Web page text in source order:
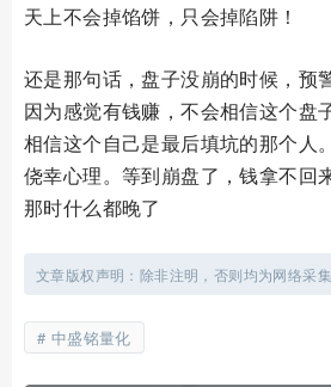
天上不会掉馅饼，只会掉陷阱！
还是那句话，盘子没崩的时候，预
因为感觉有钱赚，不会相信这个盘
相信这个自己是最后填坑的那个人
侥幸心理。等到崩盘了，钱拿不回
那时什么都晚了
文章版权声明：除非注明，否则均为网络采
中盛铭量化